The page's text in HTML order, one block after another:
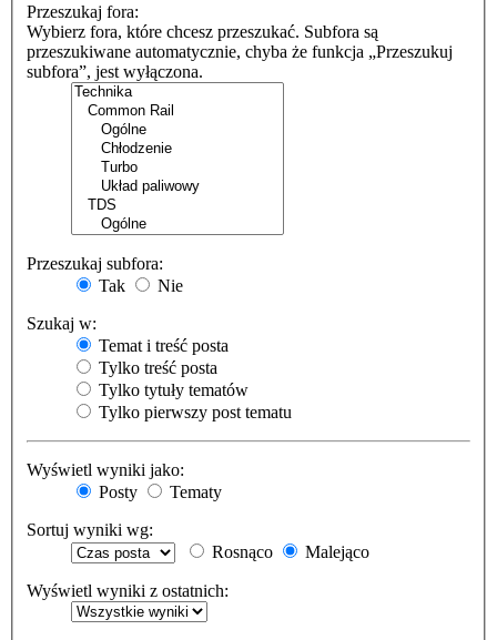
Przeszukaj fora:
Wybierz fora, które chcesz przeszukać. Subfora są
przeszukiwane automatycznie, chyba że funkcja „Przeszukuj
subfora”, jest wyłączona.
Przeszukaj subfora:
Tak
Nie
Szukaj w:
Temat i treść posta
Tylko treść posta
Tylko tytuły tematów
Tylko pierwszy post tematu
Wyświetl wyniki jako:
Posty
Tematy
Sortuj wyniki wg:
Rosnąco
Malejąco
Wyświetl wyniki z ostatnich: